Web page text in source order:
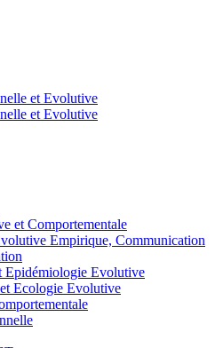
et Comportementale
Empirique, Communication
Epidémiologie Evolutive
Ecologie Evolutive